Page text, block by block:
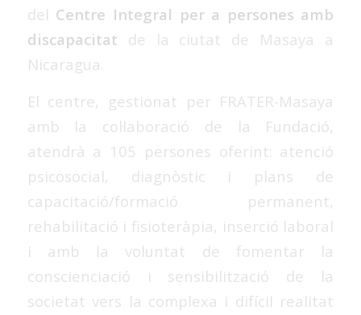
del Centre Integral per a persones amb
discapacitat de la ciutat de Masaya a
Nicaragua.
El centre, gestionat per FRATER-Masaya
amb la col·laboració de la Fundació,
atendrà a 105 persones oferint: atenció
psicosocial, diagnòstic i plans de
capacitació/formació permanent,
rehabilitació i fisioteràpia, inserció laboral
i amb la voluntat de fomentar la
conscienciació i sensibilització de la
societat vers la complexa i difícil realitat